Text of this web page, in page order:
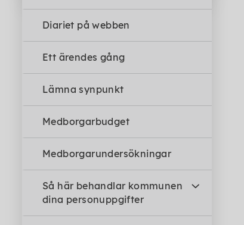
Diariet på webben
Ett ärendes gång
Lämna synpunkt
Medborgarbudget
Medborgarundersökningar
Så här behandlar kommunen
dina personuppgifter